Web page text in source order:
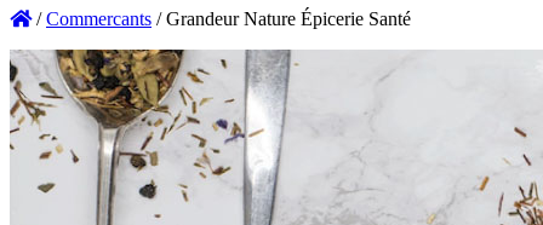
/Commercants /Grandeur Nature Épicerie Santé